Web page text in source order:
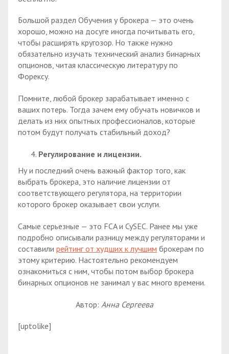
Большой раздел Обучения у брокера — это очень
хорошо, можно на досуге иногда почитывать его,
чтобы расширять кругозор. Но также нужно
обязательно изучать технический анализ бинарных
опционов, читая классическую литературу по
Форексу.
Помните, любой брокер зарабатывает именно с
ваших потерь. Тогда зачем ему обучать новичков и
делать из них опытных профессионалов, которые
потом будут получать стабильный доход?
Регулирование и лицензии.
Ну и последний очень важный фактор того, как
выбрать брокера, это наличие лицензии от
соответствующего регулятора, на территории
которого брокер оказывает свои услуги.
Самые серьезные — это FCA и CySEC. Ранее мы уже
подробно описывали разницу между регуляторами и
составили рейтинг от худших к лучшим брокерам по
этому критерию. Настоятельно рекомендуем
ознакомиться с ним, чтобы потом выбор брокера
бинарных опционов не занимал у вас много времени.
Автор: Анна Сергеева
[uptolike]